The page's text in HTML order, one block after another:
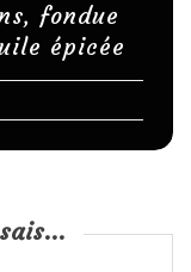
fondue
épicée